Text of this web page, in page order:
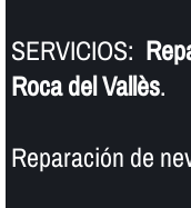
SERVICIOS:
Roca del Vallès.
Reparación de